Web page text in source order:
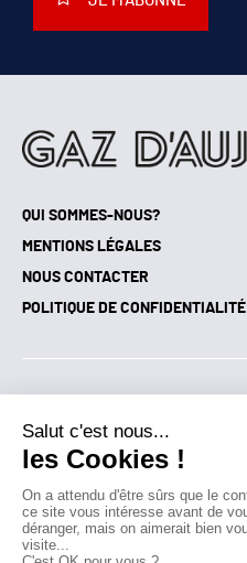
QUI SOMMES-NOUS?
MENTIONS LÉGALES
NOUS CONTACTER
POLITIQUE DE CONFIDENTIALITÉ